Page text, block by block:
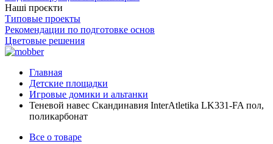
Наші проєкти
Типовые проекты
Рекомендации по подготовке основ
Цветовые решения
Главная
Детские площадки
Игровые домики и альтанки
Теневой навес Скандинавия InterAtletika LK331-FA пол,
поликарбонат
Все о товаре